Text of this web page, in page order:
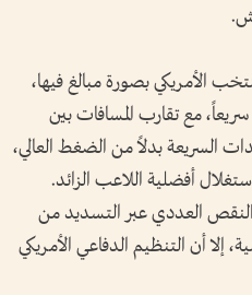
الأمريكي بصورة مبالغ فيها،
مع تقارب المسافات بين
السريعة بدلاً من الضغط العالي،
أفضلية اللاعب الزائد.
العددي عبر التسديد من
إلا أن التنظيم الدفاعي الأمريكي